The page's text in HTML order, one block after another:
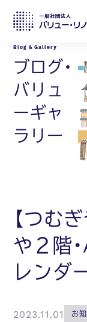
ブログ・
バリュ
ーギャ
ラリー
【つむ
や２階
レンダ
2023.11.01 お